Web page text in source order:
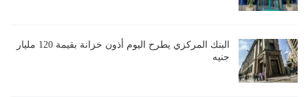
البنك المركزي يطرح اليوم أذون خزانة بقيمة 120 مليار
جنيه